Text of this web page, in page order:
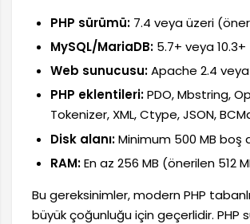
PHP sürümü:7.4 veya üzeri
MySQL/MariaDB:5.7+ veya 10.3+
Web sunucusu:Apache 2.4 veya
PHP eklentileri:PDO, Mbstring,
Tokenizer, XML, Ctype, JSON,
Disk alanı:Minimum 500 MB boş
RAM:En az 256 MB (önerilen 512
Bu gereksinimler, modern PHP
büyük çoğunluğu için geçerlidir. PHP